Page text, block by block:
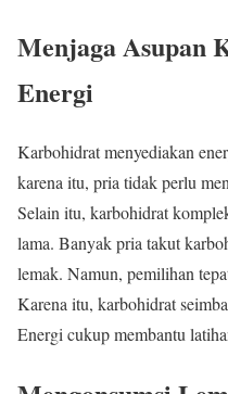
Menjaga Asupan
Energi
Karbohidrat menyediakan
karena itu, pria tidak perlu
Selain itu, karbohidrat
lama. Banyak pria takut
lemak. Namun, pemilihan
Karena itu, karbohidrat
Energi cukup membantu